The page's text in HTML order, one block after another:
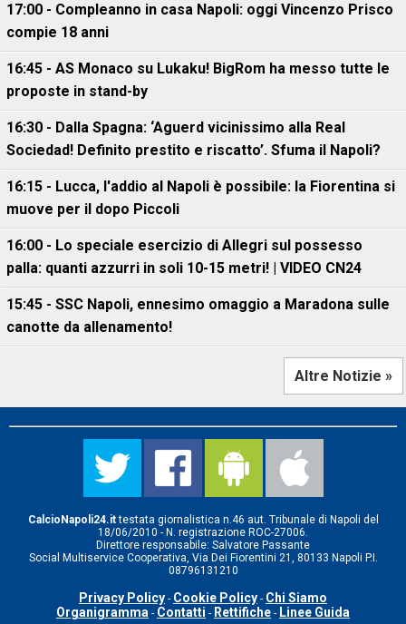
17:00 - Compleanno in casa Napoli: oggi Vincenzo Prisco
compie 18 anni
16:45 - AS Monaco su Lukaku! BigRom ha messo tutte le
proposte in stand-by
16:30 - Dalla Spagna: ‘Aguerd vicinissimo alla Real
Sociedad! Definito prestito e riscatto’. Sfuma il Napoli?
16:15 - Lucca, l'addio al Napoli è possibile: la Fiorentina si
muove per il dopo Piccoli
16:00 - Lo speciale esercizio di Allegri sul possesso
palla: quanti azzurri in soli 10-15 metri! | VIDEO CN24
15:45 - SSC Napoli, ennesimo omaggio a Maradona sulle
canotte da allenamento!
Altre Notizie »
CalcioNapoli24.ittestata giornalistica n.46 aut. Tribunale di Napoli del
18/06/2010 - N. registrazione ROC-27006.
Direttore responsabile: Salvatore Passante
Social Multiservice Cooperativa, Via Dei Fiorentini 21, 80133 Napoli P.I.
08796131210
Privacy Policy - Cookie Policy - Chi Siamo
Organigramma - Contatti - Rettifiche - Linee Guida